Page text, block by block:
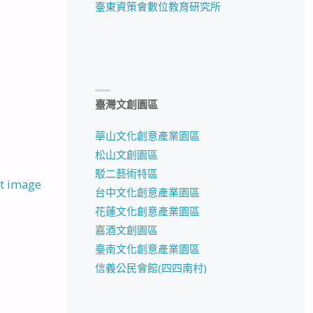
image
臺東資策會數位教育研究所
臺灣文創園區
華山文化創意產業園區
松山文創園區
駁二藝術特區
台中文化創意產業園區
花蓮文化創意產業園區
嘉酒文創園區
臺南文化創意產業園區
信義公民會館(四四南村)